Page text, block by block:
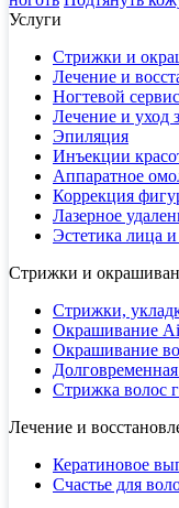
Услуги
Стрижки и
Лечение и
Ногтевой сервис
Лечение и уход
Эпиляция
Инъекции
Аппаратное
Коррекция
Лазерное
Эстетика лица и
Стрижки и
Стрижки,
Окрашивание
Окрашивание
Стрижка волос
Лечение и
Кератиновое
Счастье для